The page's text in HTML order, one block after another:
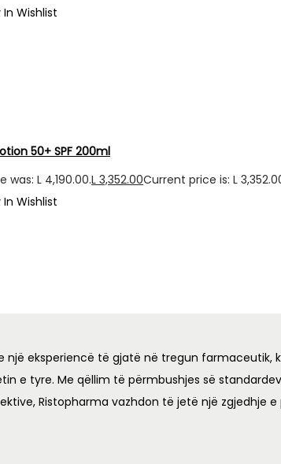
Wishlist
50+ SPF 200ml
was: L 4,190.00.L 3,352.00Current price is: L
Wishlist
një eksperiencë të gjatë në tregun
e tyre. Me qëllim të përmbushjes së
Ristopharma vazhdon të jetë një zgjedhje